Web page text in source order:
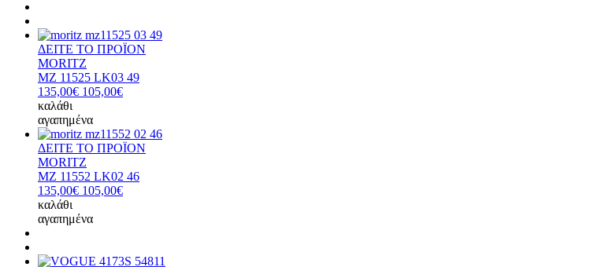
ΔΕΙΤΕ ΤΟ ΠΡΟΪΟΝ
MORITZ
MZ 11525 LK03 49
135,00€ 105,00€
καλάθι
αγαπημένα
ΔΕΙΤΕ ΤΟ ΠΡΟΪΟΝ
MORITZ
MZ 11552 LK02 46
135,00€ 105,00€
καλάθι
αγαπημένα